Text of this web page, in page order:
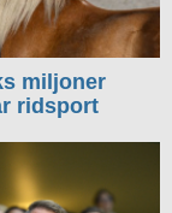
miljoner
ridsport